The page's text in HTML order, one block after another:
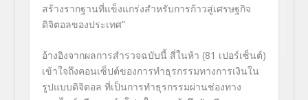
สร้างรากฐานที่แข็งแกร่งสำหรับการก้าวสู่เศรษฐกิจ
ดิจิตอลของประเทศ”
อ้างอิงจากผลการสำรวจฉบับนี้ สี่ในห้า (81 เปอร์เซ็นต์)
เข้าใจถึงคอนเซ็ปต์ของการทำธุรกรรมทางการเงินใน
รูปแบบดิจิตอล ที่เป็นการทำธุรกรรมผ่านช่องทาง